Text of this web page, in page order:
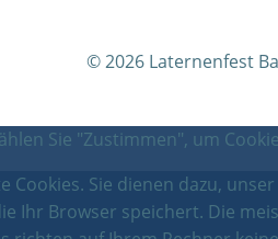
© 2026 Laternenfest
Sie "Zustimmen", um
Cookies. Sie dienen dazu,
Ihr Browser speichert. Die